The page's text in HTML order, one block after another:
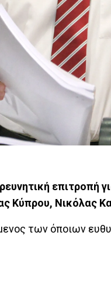
επιτροπή
Κύπρου, Νικόλας
των όποιων